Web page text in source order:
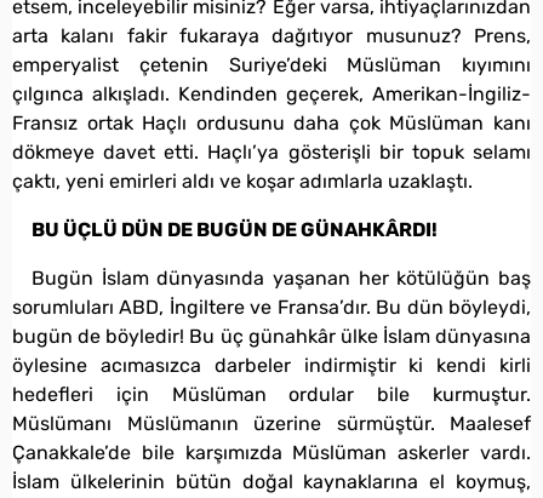
etsem, inceleyebilir misiniz? Eğer varsa, ihtiyaçlarınızdan
arta kalanı fakir fukaraya dağıtıyor musunuz? Prens,
emperyalist çetenin Suriye’deki Müslüman kıyımını
çılgınca alkışladı. Kendinden geçerek, Amerikan-İngiliz-
Fransız ortak Haçlı ordusunu daha çok Müslüman kanı
dökmeye davet etti. Haçlı’ya gösterişli bir topuk selamı
çaktı, yeni emirleri aldı ve koşar adımlarla uzaklaştı.
BU ÜÇLÜ DÜN DE BUGÜN DE GÜNAHKÂRDI!
Bugün İslam dünyasında yaşanan her kötülüğün baş
sorumluları ABD, İngiltere ve Fransa’dır. Bu dün böyleydi,
bugün de böyledir! Bu üç günahkâr ülke İslam dünyasına
öylesine acımasızca darbeler indirmiştir ki kendi kirli
hedefleri için Müslüman ordular bile kurmuştur.
Müslümanı Müslümanın üzerine sürmüştür. Maalesef
Çanakkale’de bile karşımızda Müslüman askerler vardı.
İslam ülkelerinin bütün doğal kaynaklarına el koymuş,